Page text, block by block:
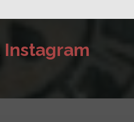
Instagram